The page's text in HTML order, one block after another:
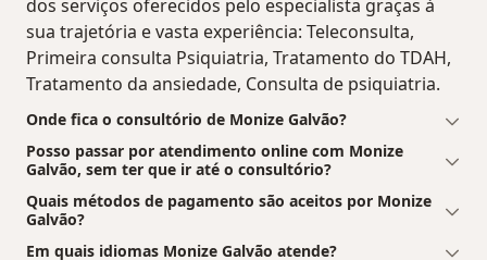
dos serviços oferecidos pelo especialista graças à
sua trajetória e vasta experiência: Teleconsulta,
Primeira consulta Psiquiatria, Tratamento do TDAH,
Tratamento da ansiedade, Consulta de psiquiatria.
Onde fica o consultório de Monize Galvão?
Posso passar por atendimento online com Monize
Galvão, sem ter que ir até o consultório?
Quais métodos de pagamento são aceitos por Monize
Galvão?
Em quais idiomas Monize Galvão atende?